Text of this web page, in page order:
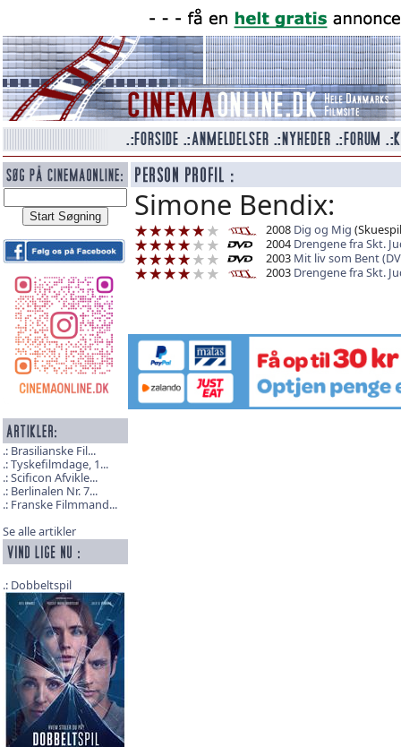
Brasilianske Fil...
Tyskefilmdage, 1...
Scificon Afvikle...
Berlinalen Nr. 7...
Franske Filmmand...
Se alle artikler
Dobbeltspil
Simone Bendix:
2008 Dig og Mig
2004 Drengene fra Skt.
2003 Mit liv som Bent
2003 Drengene fra Skt.